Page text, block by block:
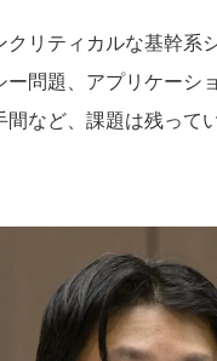
リティカルな基幹系
問題、アプリケーシ
など、課題は残って